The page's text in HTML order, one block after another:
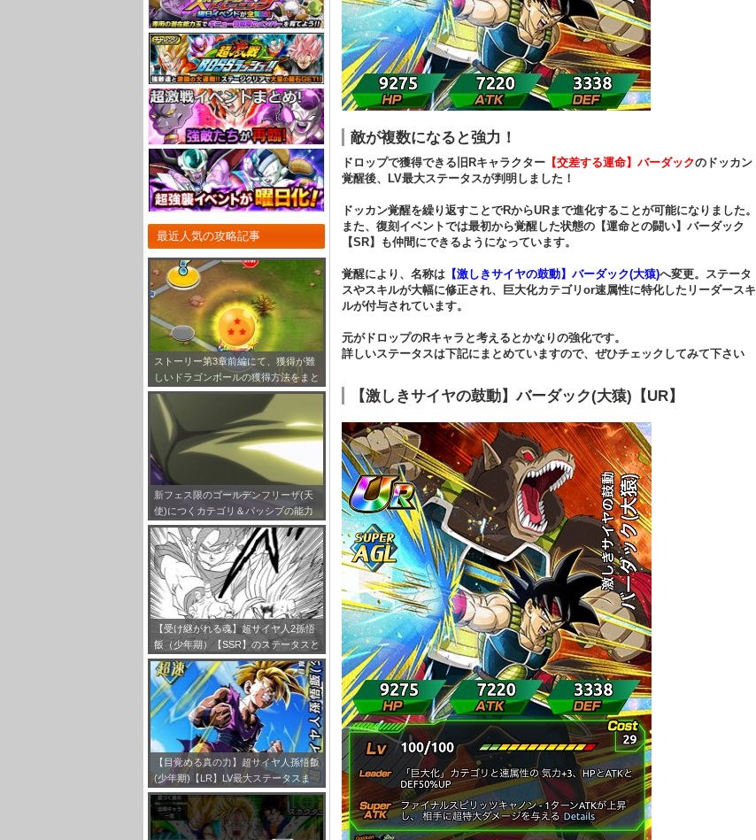
最近人気の攻略記事
ストーリー第3章前編にて、獲得が難
しいドラゴンボールの獲得方法をまと
めてみました！
新フェス限のゴールデンフリーザ(天
使)につくカテゴリ＆パッシブの能力
とは！？
【受け継がれる魂】超サイヤ人2孫悟
飯（少年期）【SSR】のステータスと
キャラクター評価まとめ
【目覚める真の力】超サイヤ人孫悟飯
(少年期)【LR】LV最大ステータスま
とめ！
敵が複数になると強力！
ドロップで獲得できる旧Rキャラクター 【交差する運命】バーダックのドッカン
覚醒後、LV最大ステータスが判明しました！
ドッカン覚醒を繰り返すことでRからURまで進化することが可能になりました。
また、復刻イベントでは最初から覚醒した状態の【運命との闘い】バーダック
【SR】も仲間にできるようになっています。
覚醒により、名称は 【激しきサイヤの鼓動】バーダック(大猿)へ変更。ステータ
スやスキルが大幅に修正され、巨大化カテゴリor速属性に特化したリーダースキ
ルが付与されています。
元がドロップのRキャラと考えるとかなりの強化です。
詳しいステータスは下記にまとめていますので、ぜひチェックしてみて下さい
【激しきサイヤの鼓動】バーダック(大猿)【UR】